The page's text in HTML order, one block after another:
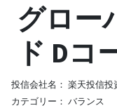
グロー
ド Dコ
投信会社名： 楽天投信投
カテゴリー： バランス